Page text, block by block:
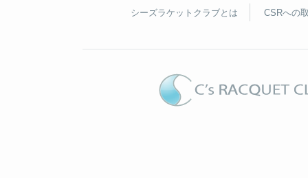
シーズラケットクラブとは CSRへの